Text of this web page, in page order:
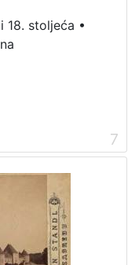
18. stoljeća •
7